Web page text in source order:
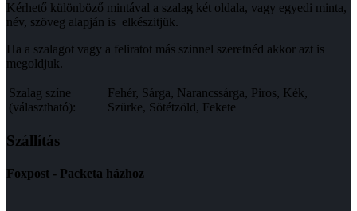
Kérhető különböző mintával a szalag két oldala, vagy egyedi minta,
név, szöveg alapján is elkészitjük.
Ha a szalagot vagy a feliratot más szinnel szeretnéd akkor azt is
megoldjuk.
Szalag színe
(választható):
Fehér, Sárga, Narancssárga, Piros, Kék,
Szürke, Sötétzöld, Fekete
Szállítás
Foxpost - Packeta házhoz